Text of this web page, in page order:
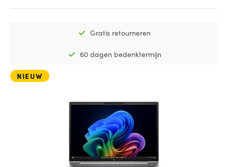
Gratis retourneren
60 dagen bedenktermijn
NIEUW